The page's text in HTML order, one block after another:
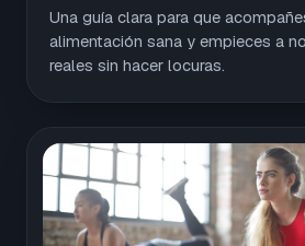
Una guía clara para que
alimentación sana y empieces a
reales sin hacer locuras.